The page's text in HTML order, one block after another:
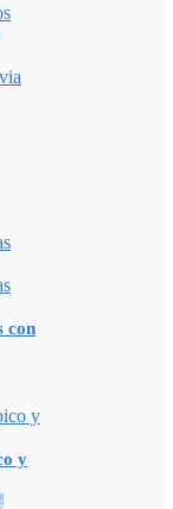
con
y